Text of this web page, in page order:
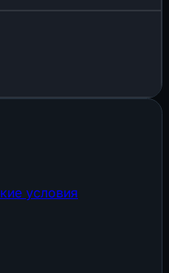
условия